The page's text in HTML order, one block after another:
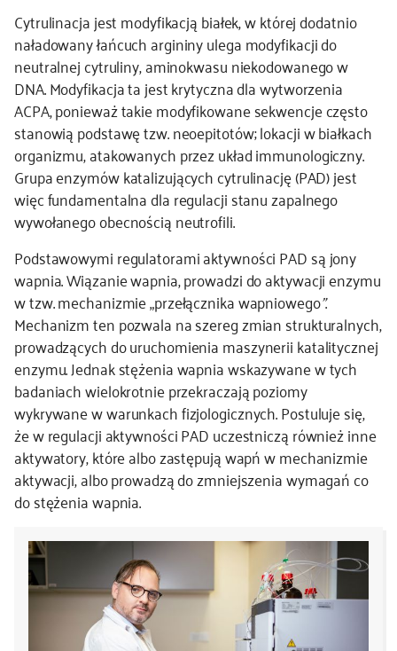
Cytrulinacja jest modyfikacją białek, w której dodatnio
naładowany łańcuch argininy ulega modyfikacji do
neutralnej cytruliny, aminokwasu niekodowanego w
DNA. Modyfikacja ta jest krytyczna dla wytworzenia
ACPA, ponieważ takie modyfikowane sekwencje często
stanowią podstawę tzw. neoepitotów; lokacji w białkach
organizmu, atakowanych przez układ immunologiczny.
Grupa enzymów katalizujących cytrulinację (PAD) jest
więc fundamentalna dla regulacji stanu zapalnego
wywołanego obecnością neutrofili.
Podstawowymi regulatorami aktywności PAD są jony
wapnia. Wiązanie wapnia, prowadzi do aktywacji enzymu
w tzw. mechanizmie „przełącznika wapniowego”.
Mechanizm ten pozwala na szereg zmian strukturalnych,
prowadzących do uruchomienia maszynerii katalitycznej
enzymu. Jednak stężenia wapnia wskazywane w tych
badaniach wielokrotnie przekraczają poziomy
wykrywane w warunkach fizjologicznych. Postuluje się,
że w regulacji aktywności PAD uczestniczą również inne
aktywatory, które albo zastępują wapń w mechanizmie
aktywacji, albo prowadzą do zmniejszenia wymagań co
do stężenia wapnia.